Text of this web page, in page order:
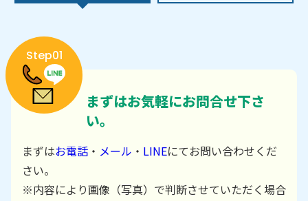
Step01
まずはお気軽にお問合せ下さ
い。
まずはお電話 ・ メール ・ LINEにてお問い合わせくだ
さい。
※内容により画像（写真）で判断させていただく場合